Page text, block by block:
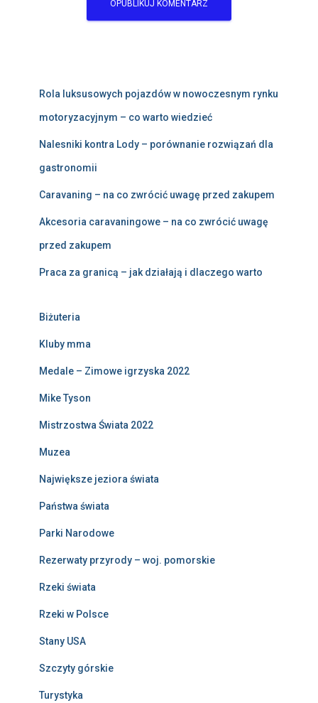
Rola luksusowych pojazdów w nowoczesnym rynku
motoryzacyjnym – co warto wiedzieć
Nalesniki kontra Lody – porównanie rozwiązań dla
gastronomii
Caravaning – na co zwrócić uwagę przed zakupem
Akcesoria caravaningowe – na co zwrócić uwagę
przed zakupem
Praca za granicą – jak działają i dlaczego warto
Biżuteria
Kluby mma
Medale – Zimowe igrzyska 2022
Mike Tyson
Mistrzostwa Świata 2022
Muzea
Największe jeziora świata
Państwa świata
Parki Narodowe
Rezerwaty przyrody – woj. pomorskie
Rzeki świata
Rzeki w Polsce
Stany USA
Szczyty górskie
Turystyka